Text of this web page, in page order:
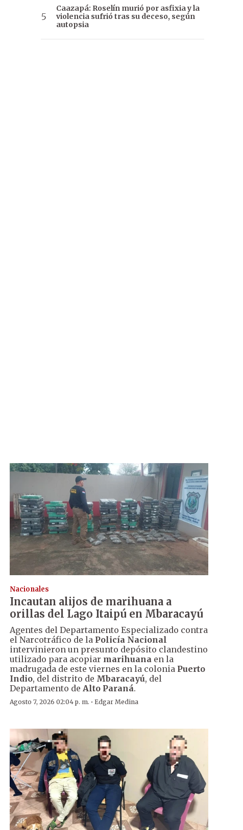
Caazapá: Roselín murió por asfixia y la
violencia sufrió tras su deceso, según
autopsia
Nacionales
Incautan alijos de marihuana a
orillas del Lago Itaipú en Mbaracayú
Agentes del Departamento Especializado contra
el Narcotráfico de la Policía Nacional
intervinieron un presunto depósito clandestino
utilizado para acopiar marihuanaen la
madrugada de este viernes en la colonia Puerto
Indio, del distrito de Mbaracayú, del
Departamento de Alto Paraná.
Agosto 7, 2026 02:04 p. m. · Edgar Medina